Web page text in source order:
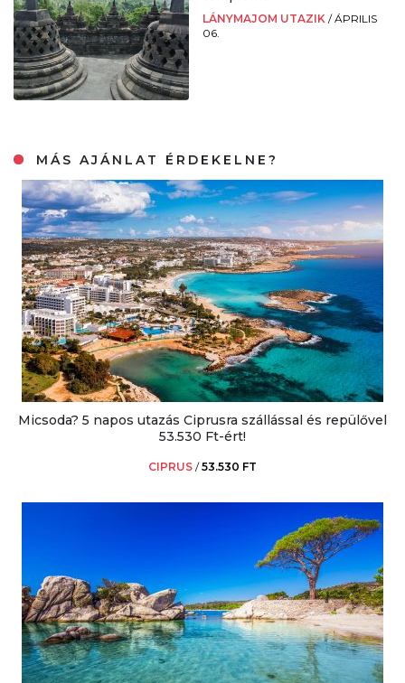
LÁNYMAJOM UTAZIK /ÁPRILIS
06.
MÁS AJÁNLAT ÉRDEKELNE?
Micsoda? 5 napos utazás Ciprusra szállással és repülővel
53.530 Ft-ért!
CIPRUS /53.530 FT